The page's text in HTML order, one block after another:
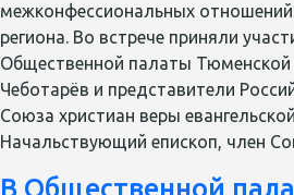
межконфессиональных отношений
региона. Во встрече приняли
Общественной палаты Тюменской
Чеботарёв и представители
Союза христиан веры
Начальствующий епископ, член
В Общественной